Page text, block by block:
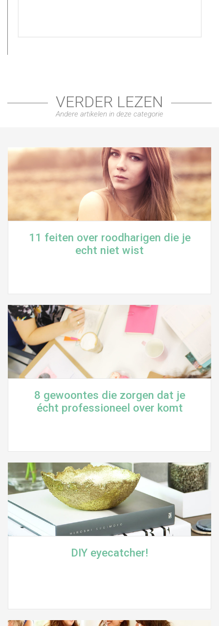
VERDER LEZEN
Andere artikelen in deze categorie
11 feiten over roodharigen die je
echt niet wist
8 gewoontes die zorgen dat je
écht professioneel over komt
DIY eyecatcher!